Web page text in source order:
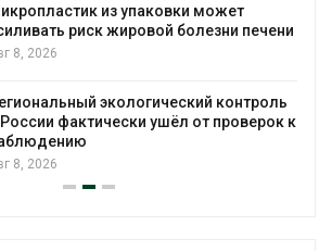
из упаковки может
риск жировой болезни печени
8, 2026
экологический контроль
фактически ушёл от проверок к
8, 2026